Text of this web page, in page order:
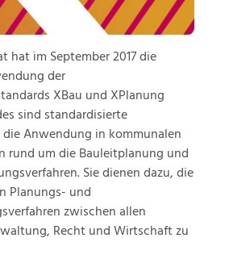
hat im September 2017 die
der
XBau und XPlanung
sind standardisierte
Anwendung in kommunalen
rund um die Bauleitplanung und
Sie dienen dazu, die
Planungs- und
zwischen allen
Recht und Wirtschaft zu